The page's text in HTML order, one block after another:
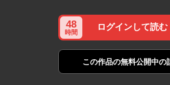
48
時間
ログインして読む
この作品の無料公開中の